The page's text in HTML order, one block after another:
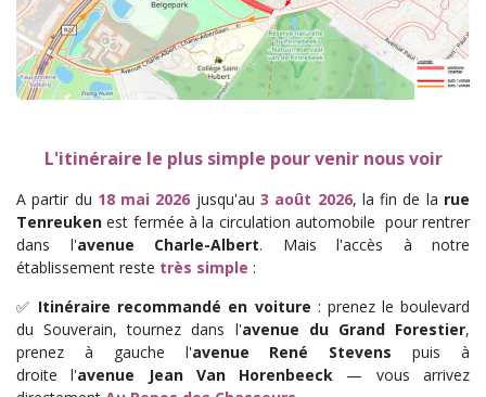
L'itinéraire le plus simple pour venir nous voir
A partir du 18 mai 2026 jusqu'au 3 août 2026, la fin de la rue
Tenreuken est fermée à la circulation automobile pour rentrer
dans l'avenue Charle-Albert. Mais l'accès à notre
établissement reste très simple :
✅ Itinéraire recommandé en voiture : prenez le boulevard
du Souverain, tournez dans l'avenue du Grand Forestier,
prenez à gauche l'avenue René Stevens puis à
droite l'avenue Jean Van Horenbeeck — vous arrivez